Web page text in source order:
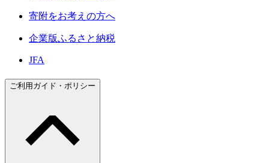
寄附をお考えの方へ
企業版ふるさと納税
JFA
ご利用ガイド・ポリシー